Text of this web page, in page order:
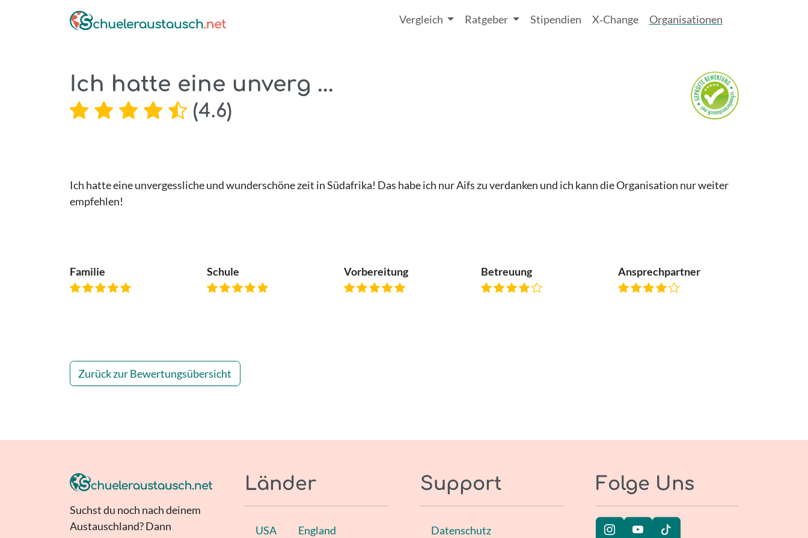
Vergleich Ratgeber Stipendien X‑Change Organisationen
Ich hatte eine unverg ...
(4.6)
Ich hatte eine unvergessliche und wunderschöne zeit in Südafrika! Das habe ich nur Aifs zu verdanken und ich kann die Organisation nur weiter
empfehlen!
Familie Schule Vorbereitung Betreuung Ansprechpartner
Zurück zur Bewertungsübersicht
Suchst du noch nach deinem
Austauschland? Dann
Länder
USA England
Support
Datenschutz
Folge Uns